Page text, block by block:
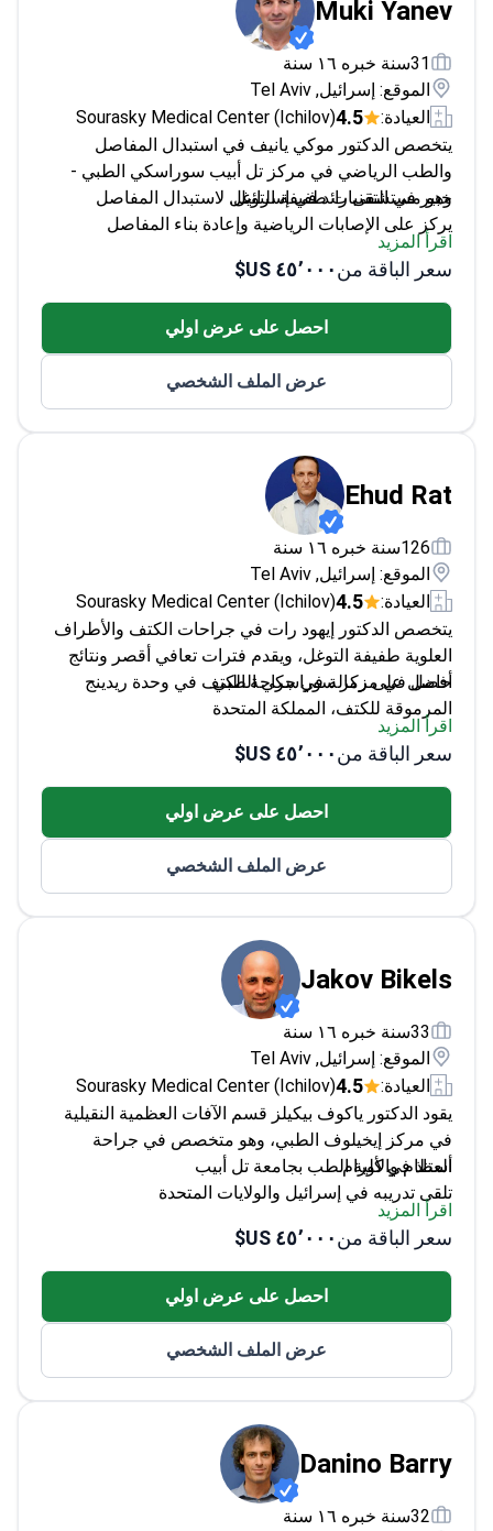
Muki Yanev
31سنة خبره ١٦ سنة
الموقع: إسرائيل, Tel Aviv
العيادة:
4.5
Sourasky Medical Center (Ichilov)
يتخصص الدكتور موكي يانيف في استبدال المفاصل
والطب الرياضي في مركز تل أبيب سوراسكي الطبي -
وهو مستشفى رائد في إسرائيل.
خبير في التقنيات طفيفة التوغل لاستبدال المفاصل
يركز على الإصابات الرياضية وإعادة بناء المفاصل
يمارس المهنة في أحد المراكز الطبية رفيعة المستوى
في إسرائيل
يتخصص في العلاجات التقويمية المتقدمة مثل تقنية
اقرأ المزيد
سعر الباقة من٤٥٬٠٠٠ US$
احصل على عرض اولي
عرض الملف الشخصي
Ehud Rat
126سنة خبره ١٦ سنة
الموقع: إسرائيل, Tel Aviv
العيادة:
4.5
Sourasky Medical Center (Ichilov)
يتخصص الدكتور إيهود رات في جراحات الكتف والأطراف
العلوية طفيفة التوغل، ويقدم فترات تعافي أقصر ونتائج
أفضل في مركز سوراسكي الطبي.
حاصل على زمالة في جراحة الكتف في وحدة ريدينج
المرموقة للكتف، المملكة المتحدة
أكمل زمالة الطب الرياضي والتنظير المفصلي في
جامعة تافتس
خبير في إصلاح الكفة المدورة وجراحات استبدال الكتف
عضو في الأكاديمية الأمريكية لجراحي العظام
زمالة AO للإصابات في مركز هاربورفيو الطبي في
اقرأ المزيد
سعر الباقة من٤٥٬٠٠٠ US$
احصل على عرض اولي
عرض الملف الشخصي
Jakov Bikels
33سنة خبره ١٦ سنة
الموقع: إسرائيل, Tel Aviv
العيادة:
4.5
Sourasky Medical Center (Ichilov)
يقود الدكتور ياكوف بيكيلز قسم الآفات العظمية النقيلية
في مركز إيخيلوف الطبي، وهو متخصص في جراحة
العظام والأورام.
أستاذ في كلية الطب بجامعة تل أبيب
تلقى تدريبه في إسرائيل والولايات المتحدة
طبيب أول في مركز إسرائيلي لجراحة العظام والأورام
خبير في علاج أمراض العظام النقيلية
اقرأ المزيد
سعر الباقة من٤٥٬٠٠٠ US$
احصل على عرض اولي
عرض الملف الشخصي
Danino Barry
32سنة خبره ١٦ سنة